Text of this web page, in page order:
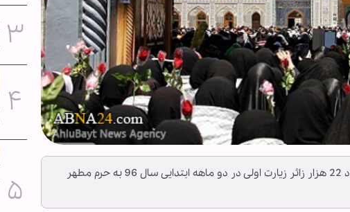
معاون امداد مستضعفان آستان قدس رضوی از تشرف حدود 22 هزار زائر زیارت اولی در دو ماهه ابتدایی سال 96 به حرم مطهر